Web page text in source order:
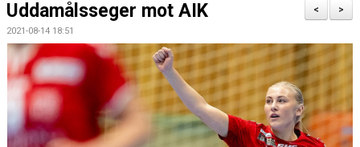
NYHETER
TRUPPEN
MATCHER
KALENDER
>
<
Uddamålsseger mot AIK
2021-08-14 18:51